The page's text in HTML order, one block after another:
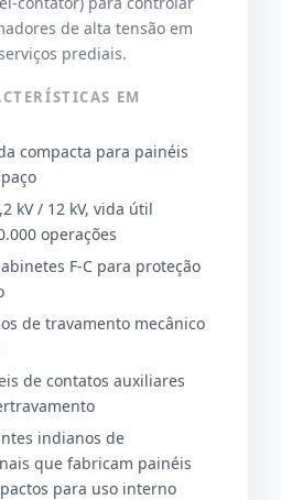
de alta tensão em
prediais.
EM
compacta para painéis
kV / 12 kV, vida útil
operações
F-C para proteção
de travamento mecânico
de contatos auxiliares
indianos de
que fabricam painéis
para uso interno